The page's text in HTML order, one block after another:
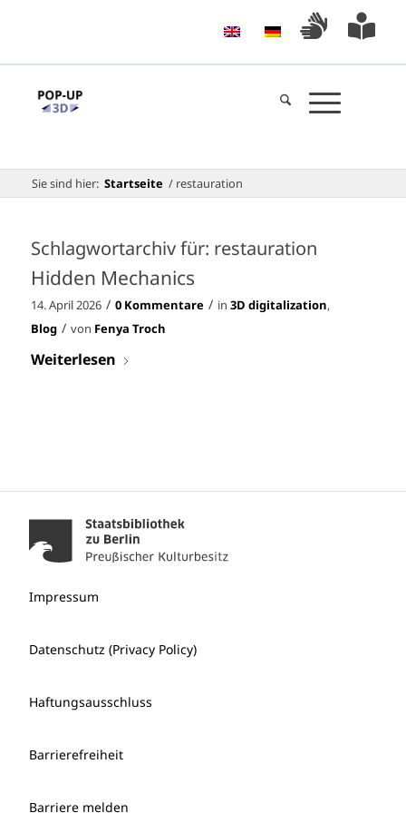
Sie sind hier: Startseite / restauration
Schlagwortarchiv für: restauration
Hidden Mechanics
14. April 2026 / 0 Kommentare / in 3D digitalization,
Blog / von Fenya Troch
Weiterlesen
Impressum
Datenschutz (Privacy Policy)
Haftungsausschluss
Barrierefreiheit
Barriere melden